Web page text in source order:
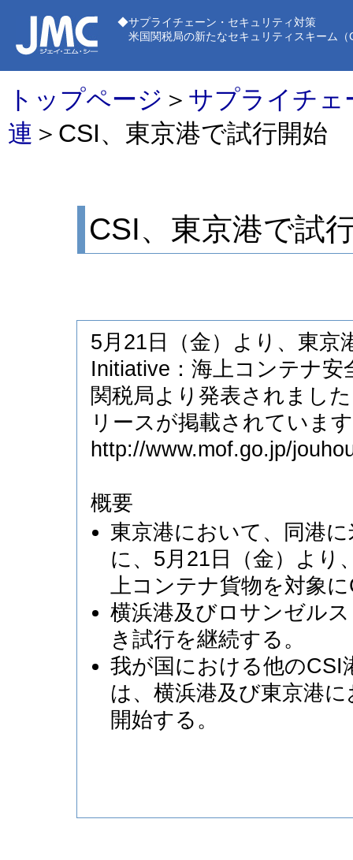
◆サプライチェーン・セキュリティ対策
米国関税局の新たなセキュリティスキーム（
トップページ ＞ サプライチェ
連 ＞CSI、東京港で試行開始
CSI、東京港で試
5月21日（金）より、東京
Initiative：海上コンテナ
関税局より発表されまし
リースが掲載されていま
http://www.mof.go.jp/
概要
東京港において、同港
に、5月21日（金）より
上コンテナ貨物を対象
横浜港及びロサンゼル
き試行を継続する。
我が国における他のCSI
は、横浜港及び東京港
開始する。